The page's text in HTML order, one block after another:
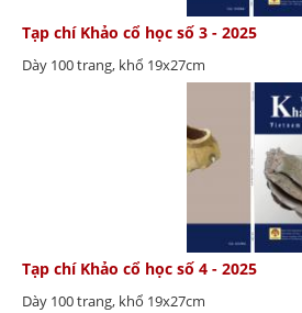
Tạp chí Khảo cổ học số 3 - 2025
Dày 100 trang, khổ 19x27cm
Tạp chí Khảo cổ học số 4 - 2025
Dày 100 trang, khổ 19x27cm